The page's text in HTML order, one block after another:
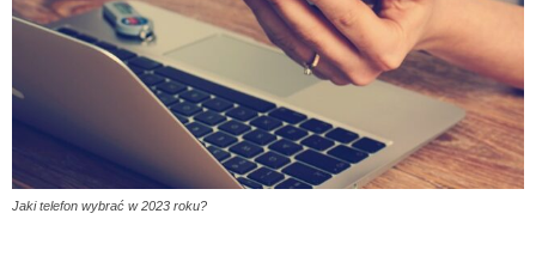
Jaki telefon wybrać w 2023 roku?